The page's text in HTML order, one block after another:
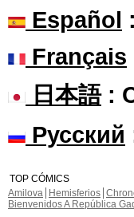
Español
Français
日本語:
Русский
TOP CÓMICS
Amilova
Hemisferios
Bienvenidos A República